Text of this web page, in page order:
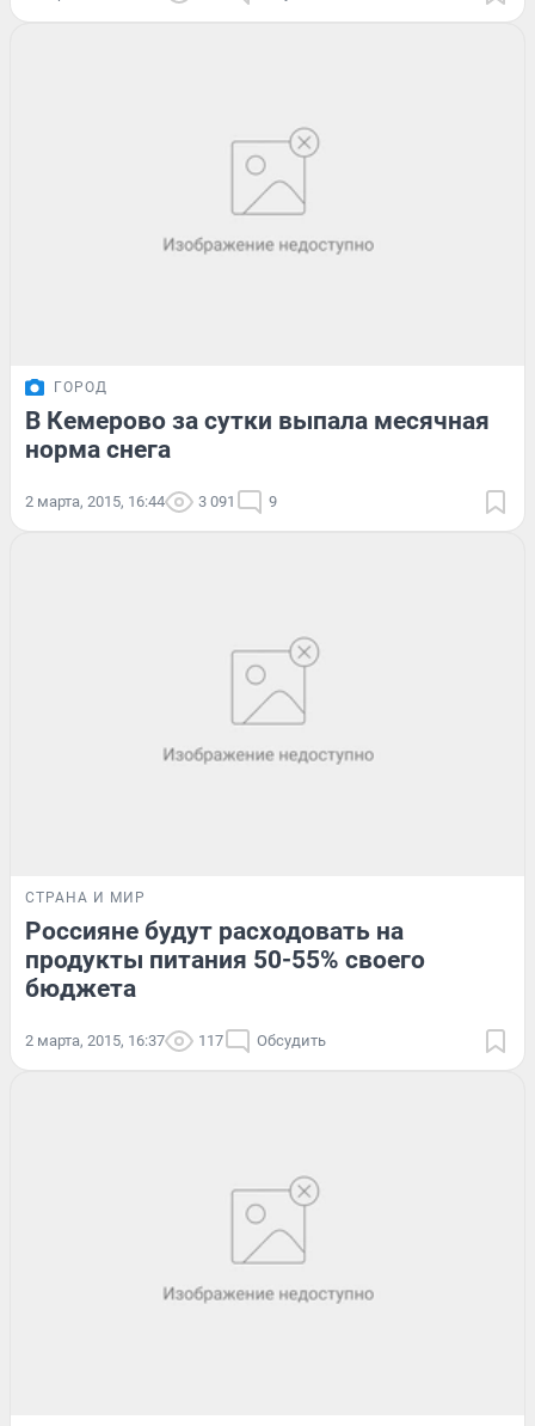
ГОРОД
В Кемерово за сутки выпала месячная
норма снега
2 марта, 2015, 16:44 3 091 9
СТРАНА И МИР
Россияне будут расходовать на
продукты питания 50-55% своего
бюджета
2 марта, 2015, 16:37 117 Обсудить